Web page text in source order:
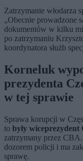
Zatrzymanie włodarza
„Obecnie prowadzone
dokumentów w kilku
po zatrzymaniu
koordynatora służb
Korneluk
prezydenta
w tej sprawie
Sprawa korupcji w
to były wiceprezydent
zatrzymany przez
dozorem policji i ma
sprawę.